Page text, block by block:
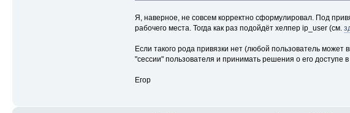
Я, наверное, не совсем корректно сформулировал. Под
рабочего места. Тогда как раз подойдёт хелпер ip_user (см.
Если такого рода привязки нет (любой пользователь может
"сессии" пользователя и принимать решения о его доступе
Егор